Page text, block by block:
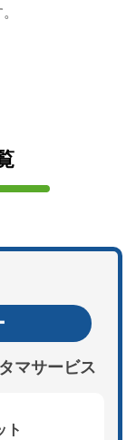
マサービス
ト